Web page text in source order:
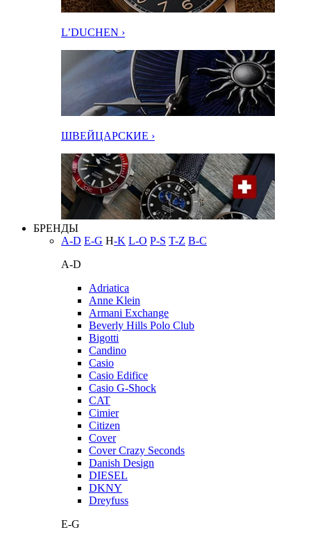
L’DUCHEN ›
ШВЕЙЦАРСКИЕ ›
БРЕНДЫ
A-D E-G H-K L-O P-S T-Z В-С
A-D
Adriatica
Anne Klein
Armani Exchange
Beverly Hills Polo Club
Bigotti
Candino
Casio
Casio Edifice
Casio G-Shock
CAT
Cimier
Citizen
Cover
Cover Crazy Seconds
Danish Design
DIESEL
DKNY
Dreyfuss
E-G